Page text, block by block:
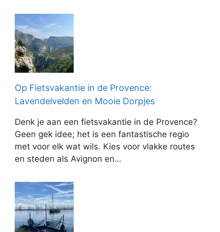
Op Fietsvakantie in de Provence:
Lavendelvelden en Mooie Dorpjes
Denk je aan een fietsvakantie in de Provence?
Geen gek idee; het is een fantastische regio
met voor elk wat wils. Kies voor vlakke routes
en steden als Avignon en…